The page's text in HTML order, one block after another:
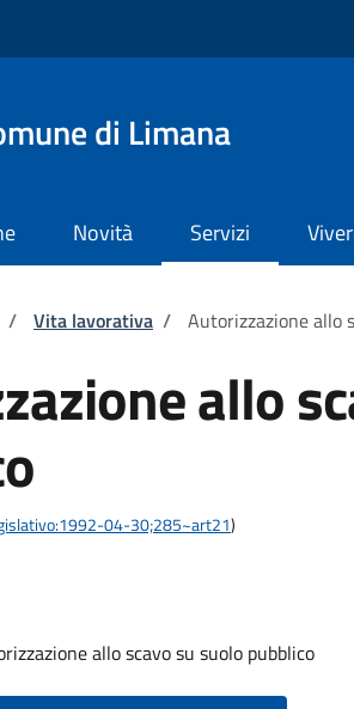
di Limana
Novità Servizi
di pane
/ Vita lavorativa / Autorizzazione allo
allo
04-30;285~art21)
allo scavo su suolo pubblico